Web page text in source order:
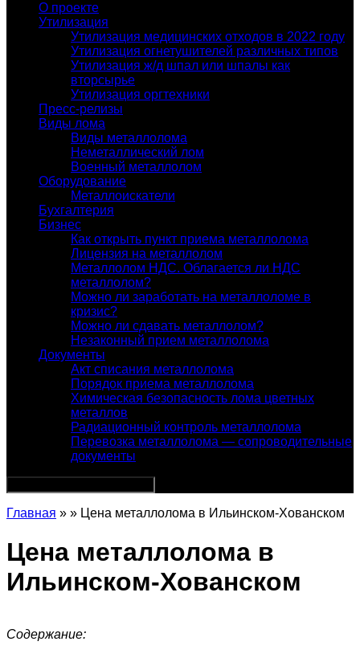
О проекте
Утилизация
Утилизация медицинских отходов в 2022 году
Утилизация огнетушителей различных типов
Утилизация ж/д шпал или шпалы как
вторсырье
Утилизация оргтехники
Пресс-релизы
Виды лома
Виды металлолома
Неметаллический лом
Военный металлолом
Оборудование
Металлоискатели
Бухгалтерия
Бизнес
Как открыть пункт приема металлолома
Лицензия на металлолом
Металлолом НДС. Облагается ли НДС
металлолом?
Можно ли заработать на металлоломе в
кризис?
Можно ли сдавать металлолом?
Незаконный прием металлолома
Документы
Акт списания металлолома
Порядок приема металлолома
Химическая безопасность лома цветных
металлов
Радиационный контроль металлолома
Перевозка металлолома — сопроводительные
документы
Главная » » Цена металлолома в Ильинском-Хованском
Цена металлолома в
Ильинском-Хованском
Содержание: